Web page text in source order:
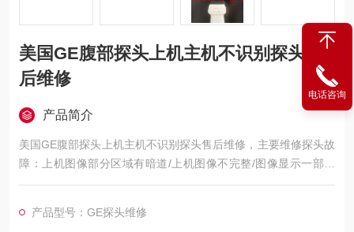
美国GE腹部探头上机主机不识别探头售
后维修
产品简介
美国GE腹部探头上机主机不识别探头售后维修，主要维修探头故
障：上机图像部分区域有暗道/上机图像不完整/图像显示一部分
图像有黑影 图像不良，如：暗道、黑影、黑屏、重影、缺失、模
部探头维修，如：声透镜破损脱落/起泡、外壳爆裂、线套破损、
产品型号：GE探头维修
电话咨询